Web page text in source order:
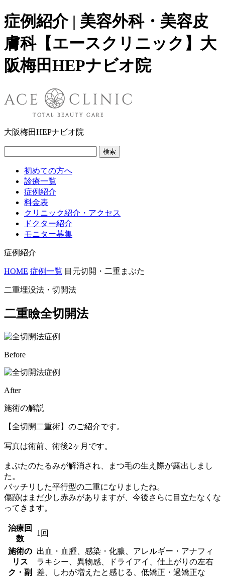
症例紹介 | 美容外科・美容皮
膚科【エースクリニック】大
阪梅田HEPナビオ院
大阪梅田HEPナビオ院
検索
初めての方へ
診療一覧
症例紹介
料金表
クリニック紹介・アクセス
ドクター紹介
モニター募集
症例紹介
HOME 症例一覧 目元切開・二重まぶた
二重埋没法・切開法
二重瞼全切開法
Before
After
施術の解説
【全切開二重術】のご紹介です。
写真は術前、術後2ヶ月です。
まぶたのたるみが解消され、まつ毛の生え際が露出しまし
た。
バッチリした平行型の二重になりましたね。
傷跡はまだ少し赤みがありますが、今後さらに目立たなくな
ってきます。 ⁡
治療回
数
1回
施術の
リス
ク・副
出血・血腫、感染・化膿、アレルギー・アナフィ
ラキシー、異物感、ドライアイ、仕上がりの左右
差、しわが増えたと感じる、低矯正・過矯正な